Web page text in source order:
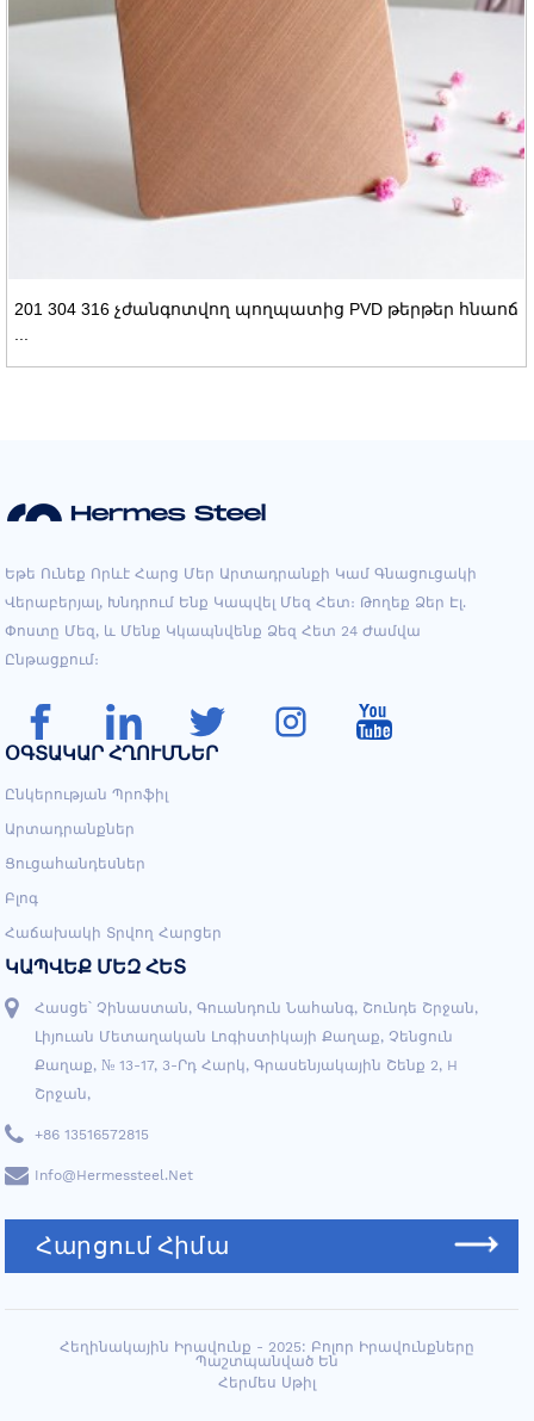
201 304 316 չժանգոտվող պողպատից PVD թերթեր հնաոճ
Եթե ​​​​ունեք Որևէ Հարց Մեր Արտադրանքի Կամ Գնացուցակի
Վերաբերյալ, Խնդրում Ենք Կապվել Մեզ Հետ։ Թողեք Ձեր Էլ.
Փոստը Մեզ, ԵՒ Մենք Կկապնվենք Ձեզ Հետ 24 Ժամվա
Ընթացքում։
ՕԳՏԱԿԱՐ ՀՂՈՒՄՆԵՐ
Ընկերության Պրոֆիլ
Արտադրանքներ
Ցուցահանդեսներ
Բլոգ
Հաճախակի Տրվող Հարցեր
ԿԱՊՎԵՔ ՄԵԶ ՀԵՏ
Հասցե՝ Չինաստան, Գուանդուն Նահանգ, Շունդե Շրջան,
Լիյուան ​​մետաղական Լոգիստիկայի Քաղաք, Չենցուն
Քաղաք, № 13-17, 3-Րդ Հարկ, Գրասենյակային Շենք 2, H
Շրջան,
+86 13516572815
Info@hermessteel.net
Հարցում Հիմա
Հեղինակային Իրավունք - 2025: Բոլոր Իրավունքները
Պաշտպանված Են
Հերմես Սթիլ